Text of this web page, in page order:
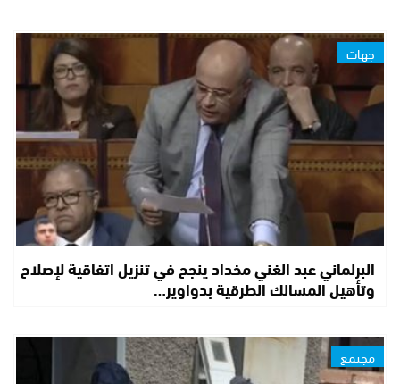
جهات
البرلماني عبد الغني مخداد ينجح في تنزيل اتفاقية لإصلاح
وتأهيل المسالك الطرقية بدواوير…
مجتمع